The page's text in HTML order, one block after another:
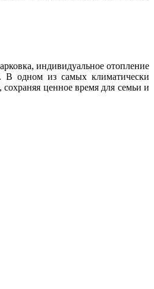
индивидуальное отопление
В одном из самых климатически
ценное время для семьи и